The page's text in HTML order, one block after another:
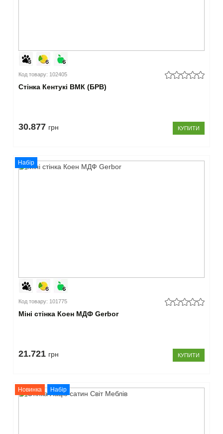
Код товару: 102405
Стінка Кентукі ВМК (БРВ)
30.877 грн КУПИТИ
Набір
Код товару: 101775
Міні стінка Коен МДФ Gerbor
21.721 грн КУПИТИ
Новинка Набір